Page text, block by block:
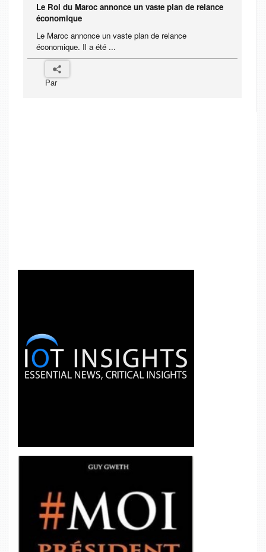
Le Roi du Maroc annonce un vaste plan de relance
économique
Le Maroc annonce un vaste plan de relance
économique. Il a été ...
Par